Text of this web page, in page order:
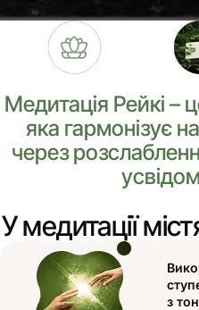
Медитація Рейкі –
яка гармонізує
через
У медитації
з